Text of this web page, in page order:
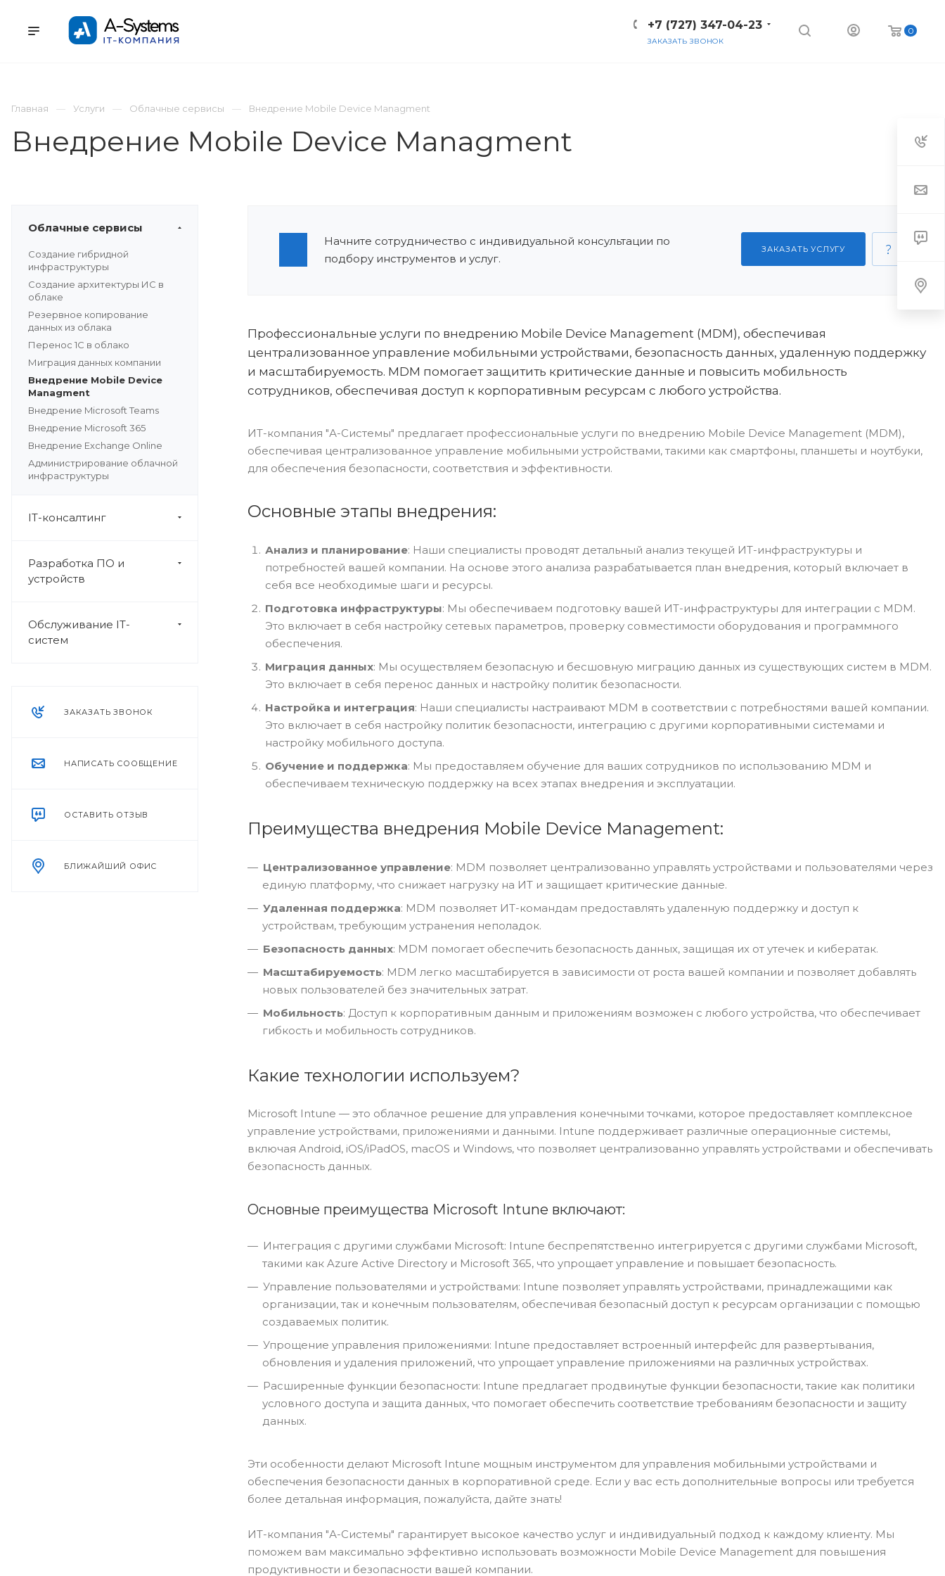
0
+7 (727) 347-04-23
ЗАКАЗАТЬ ЗВОНОК
Главная
Услуги Облачные сервисы Внедрение Mobile Device Managment
Внедрение Mobile Device Managment
Облачные сервисы
Создание гибридной
инфраструктуры
Создание архитектуры ИС в
облаке
Резервное копирование
данных из облака
Перенос 1С в облако
Миграция данных компании
Внедрение Mobile Device
Managment
Внедрение Microsoft Teams
Внедрение Microsoft 365
Внедрение Exchange Online
Администрирование облачной
инфраструктуры
IT-консалтинг
Разработка ПО и
устройств
Обслуживание IT-
систем
ЗАКАЗАТЬ ЗВОНОК
НАПИСАТЬ СООБЩЕНИЕ
ОСТАВИТЬ ОТЗЫВ
БЛИЖАЙШИЙ ОФИС
Начните сотрудничество с индивидуальной консультации по
подбору инструментов и услуг.
ЗАКАЗАТЬ УСЛУГУ
Профессиональные услуги по внедрению Mobile Device Management (MDM), обеспечивая
централизованное управление мобильными устройствами, безопасность данных, удаленную поддержку
и масштабируемость. MDM помогает защитить критические данные и повысить мобильность
сотрудников, обеспечивая доступ к корпоративным ресурсам с любого устройства.
ИТ-компания "А-Системы" предлагает профессиональные услуги по внедрению Mobile Device Management (MDM),
обеспечивая централизованное управление мобильными устройствами, такими как смартфоны, планшеты и ноутбуки,
для обеспечения безопасности, соответствия и эффективности.
Основные этапы внедрения:
Анализ и планирование: Наши специалисты проводят детальный анализ текущей ИТ-инфраструктуры и
потребностей вашей компании. На основе этого анализа разрабатывается план внедрения, который включает в
себя все необходимые шаги и ресурсы.
Подготовка инфраструктуры: Мы обеспечиваем подготовку вашей ИТ-инфраструктуры для интеграции с MDM.
Это включает в себя настройку сетевых параметров, проверку совместимости оборудования и программного
обеспечения.
Миграция данных: Мы осуществляем безопасную и бесшовную миграцию данных из существующих систем в MDM.
Это включает в себя перенос данных и настройку политик безопасности.
Настройка и интеграция: Наши специалисты настраивают MDM в соответствии с потребностями вашей компании.
Это включает в себя настройку политик безопасности, интеграцию с другими корпоративными системами и
настройку мобильного доступа.
Обучение и поддержка: Мы предоставляем обучение для ваших сотрудников по использованию MDM и
обеспечиваем техническую поддержку на всех этапах внедрения и эксплуатации.
Преимущества внедрения Mobile Device Management:
Централизованное управление: MDM позволяет централизованно управлять устройствами и пользователями через
единую платформу, что снижает нагрузку на ИТ и защищает критические данные.
Удаленная поддержка: MDM позволяет ИТ-командам предоставлять удаленную поддержку и доступ к
устройствам, требующим устранения неполадок.
Безопасность данных: MDM помогает обеспечить безопасность данных, защищая их от утечек и кибератак.
Масштабируемость: MDM легко масштабируется в зависимости от роста вашей компании и позволяет добавлять
новых пользователей без значительных затрат.
Мобильность: Доступ к корпоративным данным и приложениям возможен с любого устройства, что обеспечивает
гибкость и мобильность сотрудников.
Какие технологии используем?
Microsoft Intune — это облачное решение для управления конечными точками, которое предоставляет комплексное
управление устройствами, приложениями и данными. Intune поддерживает различные операционные системы,
включая Android, iOS/iPadOS, macOS и Windows, что позволяет централизованно управлять устройствами и обеспечивать
безопасность данных.
Основные преимущества Microsoft Intune включают:
Интеграция с другими службами Microsoft: Intune беспрепятственно интегрируется с другими службами Microsoft,
такими как Azure Active Directory и Microsoft 365, что упрощает управление и повышает безопасность.
Управление пользователями и устройствами: Intune позволяет управлять устройствами, принадлежащими как
организации, так и конечным пользователям, обеспечивая безопасный доступ к ресурсам организации с помощью
создаваемых политик.
Упрощение управления приложениями: Intune предоставляет встроенный интерфейс для развертывания,
обновления и удаления приложений, что упрощает управление приложениями на различных устройствах.
Расширенные функции безопасности: Intune предлагает продвинутые функции безопасности, такие как политики
условного доступа и защита данных, что помогает обеспечить соответствие требованиям безопасности и защиту
данных.
Эти особенности делают Microsoft Intune мощным инструментом для управления мобильными устройствами и
обеспечения безопасности данных в корпоративной среде. Если у вас есть дополнительные вопросы или требуется
более детальная информация, пожалуйста, дайте знать!
ИТ-компания "А-Системы" гарантирует высокое качество услуг и индивидуальный подход к каждому клиенту. Мы
поможем вам максимально эффективно использовать возможности Mobile Device Management для повышения
продуктивности и безопасности вашей компании.